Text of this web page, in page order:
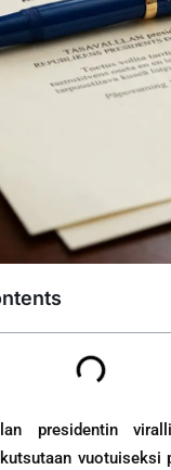
presidentin
vuotuiseksi